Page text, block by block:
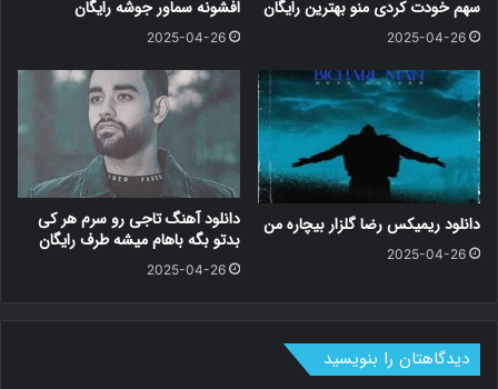
سهم خودت کردی منو بهترین رایگان
2025-04-26
افشونه سماور جوشه رایگان
2025-04-26
دانلود ریمیکس رضا گلزار بیچاره من
2025-04-26
دانلود آهنگ تاجی رو سرم هر کی
بدتو بگه باهام میشه طرف رایگان
2025-04-26
دیدگاهتان را بنویسید